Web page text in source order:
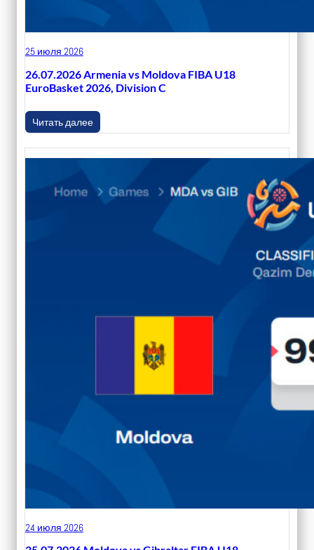
25 июля 2026
26.07.2026 Armenia vs Moldova FIBA U18
EuroBasket 2026, Division C
Читать далее
24 июля 2026